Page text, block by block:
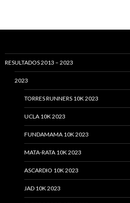
RESULTADOS 2013 – 2023
2023
TORRES RUNNERS 10K 2023
UCLA 10K 2023
FUNDAMAMA 10K 2023
MATA-RATA 10K 2023
ASCARDIO 10K 2023
JAD 10K 2023